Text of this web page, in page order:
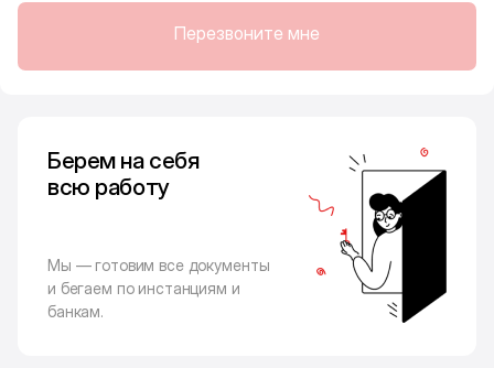
Перезвоните мне
Берем на себя
всю работу
Мы — готовим все документы
и бегаем по инстанциям и
банкам.